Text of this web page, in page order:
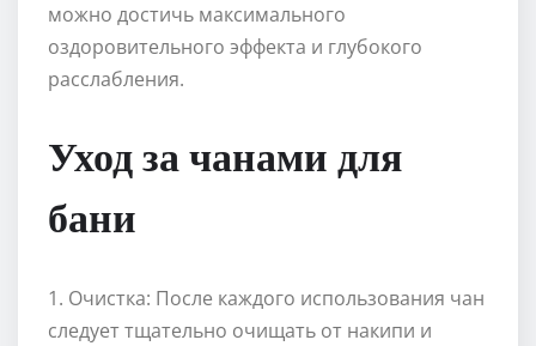
можно достичь максимального
оздоровительного эффекта и глубокого
расслабления.
Уход за чанами для
бани
1. Очистка: После каждого использования чан
следует тщательно очищать от накипи и